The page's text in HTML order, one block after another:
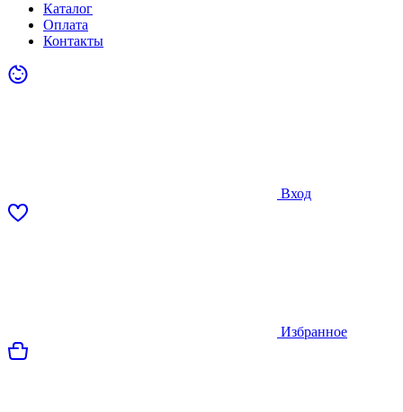
Каталог
Оплата
Контакты
Вход
Избранное